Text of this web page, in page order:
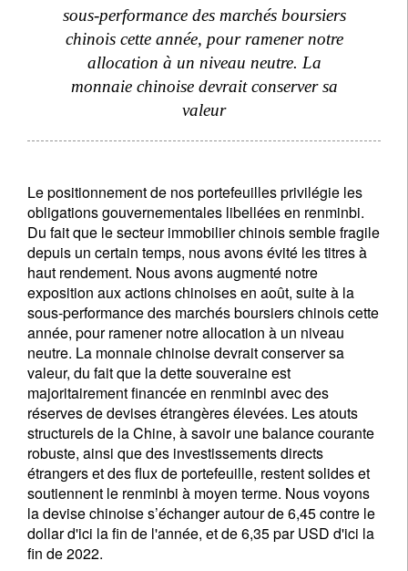
sous-performance des marchés boursiers
chinois cette année, pour ramener notre
allocation à un niveau neutre. La
monnaie chinoise devrait conserver sa
valeur
Le positionnement de nos portefeuilles privilégie les
obligations gouvernementales libellées en renminbi.
Du fait que le secteur immobilier chinois semble fragile
depuis un certain temps, nous avons évité les titres à
haut rendement. Nous avons augmenté notre
exposition aux actions chinoises en août, suite à la
sous-performance des marchés boursiers chinois cette
année, pour ramener notre allocation à un niveau
neutre. La monnaie chinoise devrait conserver sa
valeur, du fait que la dette souveraine est
majoritairement financée en renminbi avec des
réserves de devises étrangères élevées. Les atouts
structurels de la Chine, à savoir une balance courante
robuste, ainsi que des investissements directs
étrangers et des flux de portefeuille, restent solides et
soutiennent le renminbi à moyen terme. Nous voyons
la devise chinoise s’échanger autour de 6,45 contre le
dollar d'ici la fin de l'année, et de 6,35 par USD d'ici la
fin de 2022.